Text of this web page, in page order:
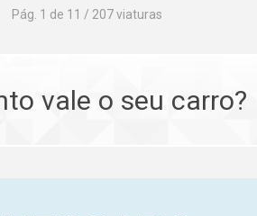
Pág. 1 de 11 / 207 viaturas
vale o seu carro?